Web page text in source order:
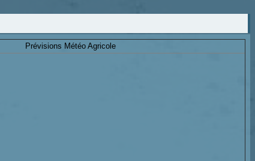
Prévisions Météo Agricole